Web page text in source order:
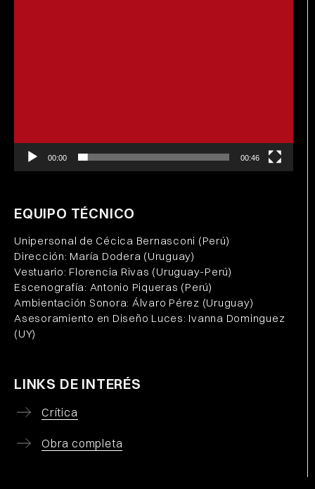
00:00 00:46
EQUIPO TÉCNICO
Unipersonal de Cécica Bernasconi (Perú)
Dirección: María Dodera (Uruguay)
Vestuario: Florencia Rivas (Uruguay-Perú)
Escenografía: Antonio Piqueras (Perú)
Ambientación Sonora: Álvaro Pérez (Uruguay)
Asesoramiento en Diseño Luces: Ivanna Dominguez
(UY)
LINKS DE INTERÉS
Crítica
Obra completa